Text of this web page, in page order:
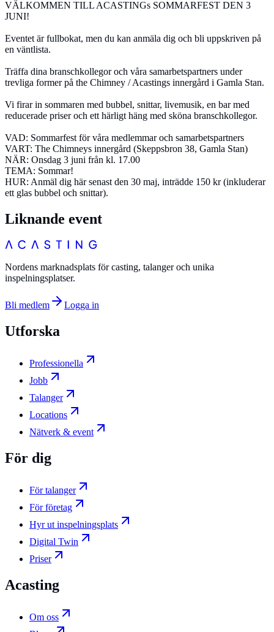
VÄLKOMMEN TILL ACASTINGs SOMMARFEST DEN 3
JUNI!
Eventet är fullbokat, men du kan anmäla dig och bli uppskriven på
en väntlista.
Träffa dina branschkollegor och våra samarbetspartners under
trevliga former på the Chimney / Acastings innergård i Gamla Stan.
Vi firar in sommaren med bubbel, snittar, livemusik, en bar med
reducerade priser och ett härligt häng med sköna branschkollegor.
VAD: Sommarfest för våra medlemmar och samarbetspartners
VART: The Chimneys innergård (Skeppsbron 38, Gamla Stan)
NÄR: Onsdag 3 juni från kl. 17.00
TEMA: Sommar!
HUR: Anmäl dig här senast den 30 maj, inträdde 150 kr (inkluderar
ett glas bubbel och snittar).
Liknande event
Nordens marknadsplats för casting, talanger och unika
inspelningsplatser.
Bli medlem Logga in
Utforska
Professionella
Jobb
Talanger
Locations
Nätverk & event
För dig
För talanger
För företag
Hyr ut inspelningsplats
Digital Twin
Priser
Acasting
Om oss